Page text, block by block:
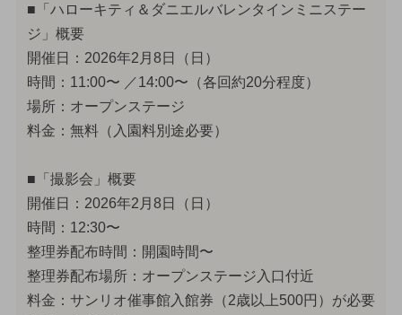
■「ハローキティ＆ダニエルバレンタインミニステー
ジ」概要
開催日：2026年2月8日（日）
時間：11:00〜 ／14:00〜（各回約20分程度）
場所：オープンステージ
料金：無料（入園料別途必要）
■「撮影会」概要
開催日：2026年2月8日（日）
時間：12:30〜
整理券配布時間：開園時間〜
整理券配布場所：オープンステージ入口付近
料金：サンリオ催事館入館券（2歳以上500円）が必要